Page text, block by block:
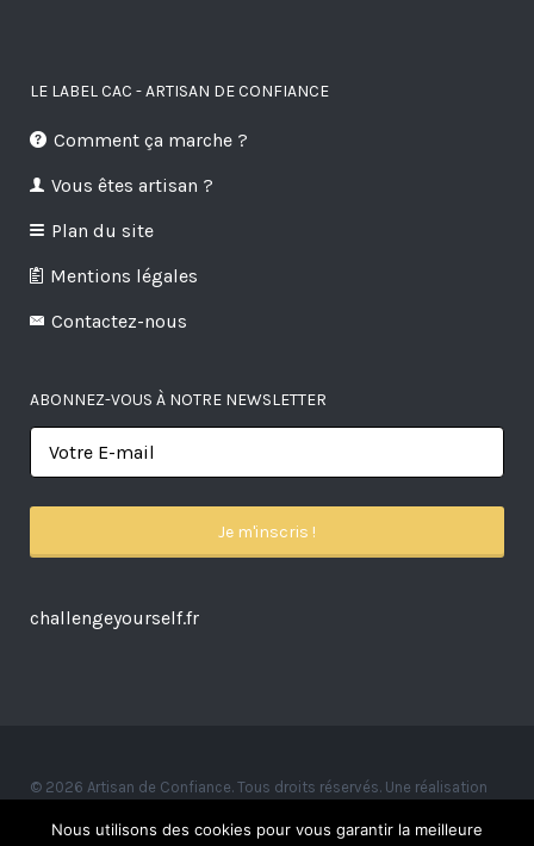
LE LABEL CAC - ARTISAN DE CONFIANCE
Comment ça marche ?
Vous êtes artisan ?
Plan du site
Mentions légales
Contactez-nous
ABONNEZ-VOUS À NOTRE NEWSLETTER
challengeyourself.fr
© 2026 Artisan de Confiance. Tous droits réservés. Une réalisation
Nous utilisons des cookies pour vous garantir la meilleure